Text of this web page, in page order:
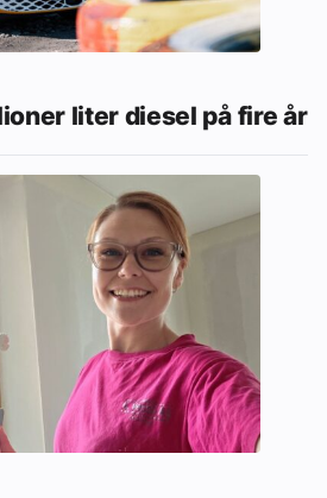
liter diesel på fire år